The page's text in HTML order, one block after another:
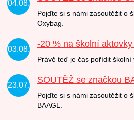
04.08.
Pojďte si s námi zasoutěžit o
Oxybag.
03.08.
-20 % na školní
Právě teď je čas pořídit školní
23.07.
SOUTĚŽ se značkou
Pojďte si s námi zasoutěžit o
BAAGL.